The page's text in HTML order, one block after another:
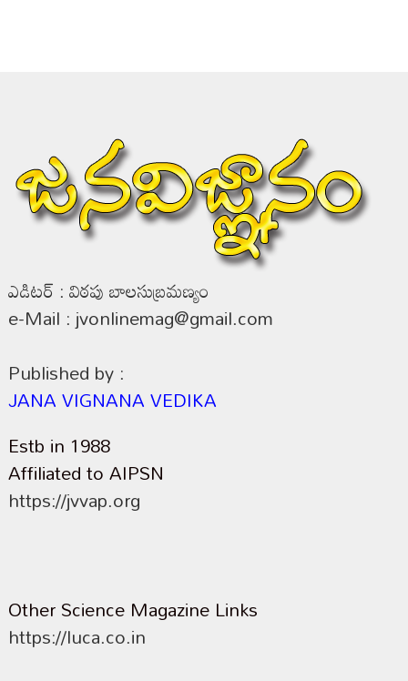
ఎడిటర్ : విఠపు బాలసుబ్రమణ్యం
e-Mail : jvonlinemag@gmail.com
Published by :
JANA VIGNANA VEDIKA
Estb in 1988
Affiliated to AIPSN
https://jvvap.org
Other Science Magazine Links
https://luca.co.in